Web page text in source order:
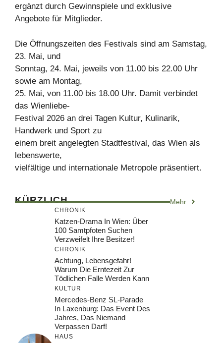
ergänzt durch Gewinnspiele und exklusive
Angebote für Mitglieder.
Die Öffnungszeiten des Festivals sind am Samstag,
23. Mai, und
Sonntag, 24. Mai, jeweils von 11.00 bis 22.00 Uhr
sowie am Montag,
25. Mai, von 11.00 bis 18.00 Uhr. Damit verbindet
das Wienliebe-
Festival 2026 an drei Tagen Kultur, Kulinarik,
Handwerk und Sport zu
einem breit angelegten Stadtfestival, das Wien als
lebenswerte,
vielfältige und internationale Metropole präsentiert.
KÜRZLICH Mehr
CHRONIK
Katzen-Drama In Wien: Über
100 Samtpfoten Suchen
Verzweifelt Ihre Besitzer!
CHRONIK
Achtung, Lebensgefahr!
Warum Die Erntezeit Zur
Tödlichen Falle Werden Kann
KULTUR
Mercedes-Benz SL-Parade
In Laxenburg: Das Event Des
Jahres, Das Niemand
Verpassen Darf!
HAUS